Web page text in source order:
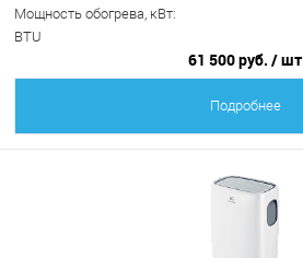
Мощность обогрева, кВт:
BTU
61 500 руб. / шт
Подробнее